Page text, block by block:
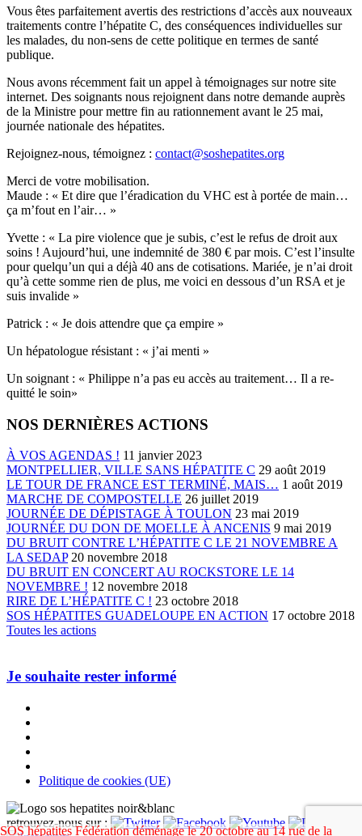
Vous êtes parfaitement avertis des restrictions d’accès aux nouveaux
traitements contre l’hépatite C, des conséquences individuelles sur
les malades, du non-sens de cette politique en termes de santé
publique.
Nous avons récemment fait un appel à témoignages sur notre site
internet. Des soignants nous rejoignent dans notre demande auprès
de la Ministre pour mettre fin au rationnement avant le 25 mai,
journée nationale des hépatites.
Rejoignez-nous, témoignez : contact@soshepatites.org
Merci de votre mobilisation.
Maude : « Et dire que l’éradication du VHC est à portée de main…
ça m’fout en l’air… »
Yvette : « La pire violence que je subis, c’est le refus de droit aux
soins ! Aujourd’hui, une indemnité de 380 € par mois. C’est l’insulte
pour quelqu’un qui a déjà 40 ans de cotisations. Mariée, je n’ai droit
qu’à cette somme rien de plus, me voici en dessous d’un RSA et je
suis invalide »
Patrick : « Je dois attendre que ça empire »
Un hépatologue résistant : « j’ai menti »
Un soignant : « Philippe n’a pas eu accès au traitement… Il a re-
quitté le soin»
NOS DERNIÈRES ACTIONS
À VOS AGENDAS ! 11 janvier 2023
MONTPELLIER, VILLE SANS HÉPATITE C 29 août 2019
LE TOUR DE FRANCE EST TERMINÉ, MAIS… 1 août 2019
MARCHE DE COMPOSTELLE 26 juillet 2019
JOURNÉE DE DÉPISTAGE À TOULON 23 mai 2019
JOURNÉE DU DON DE MOELLE À ANCENIS 9 mai 2019
DU BRUIT CONTRE L’HÉPATITE C LE 21 NOVEMBRE A
LA SEDAP 20 novembre 2018
DU BRUIT EN CONCERT AU ROCKSTORE LE 14
NOVEMBRE ! 12 novembre 2018
RIRE DE L’HÉPATITE C ! 23 octobre 2018
SOS HÉPATITES GUADELOUPE EN ACTION 17 octobre 2018
Toutes les actions
Je souhaite rester informé
Politique de cookies (UE)
retrouvez-nous sur :
SOS hépatites Fédération déménage le 20 octobre au 14 rue de la